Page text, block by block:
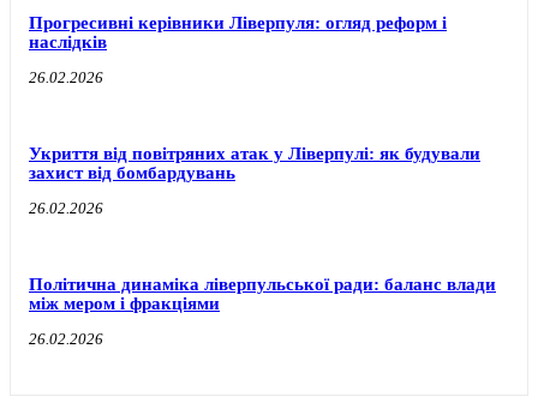
Прогресивні керівники Ліверпуля: огляд реформ і
наслідків
26.02.2026
Укриття від повітряних атак у Ліверпулі: як будували
захист від бомбардувань
26.02.2026
Політична динаміка ліверпульської ради: баланс влади
між мером і фракціями
26.02.2026